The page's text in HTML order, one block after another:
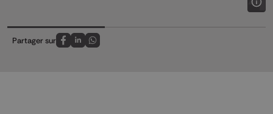
Partager sur
Partagez sur FaceBook
Partagez sur LinkedIn
Partagez sur Whatsapp